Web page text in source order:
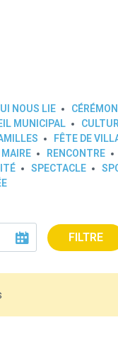
NOUS LIE
MUNICIPAL
FÊTE DE
MAIRE RENCONTRE
SPECTACLE
FILTRE